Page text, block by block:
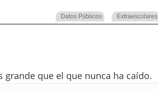
Datos Públicos Extraescolares
grande que el que nunca ha caído.